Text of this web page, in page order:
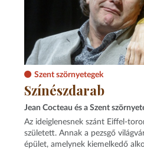
Szent szörnyetegek
Színészdarab
Jean Cocteau és a Szent
Az ideiglenesnek szánt Eiffel-
született. Annak a pezsgő
épület, amelynek kiemelkedő